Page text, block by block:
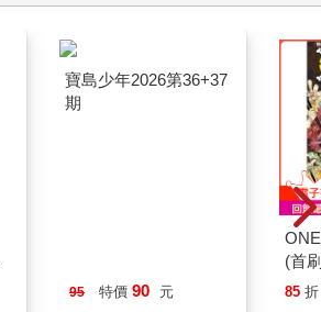
95 特價 90 元
(首
85 折